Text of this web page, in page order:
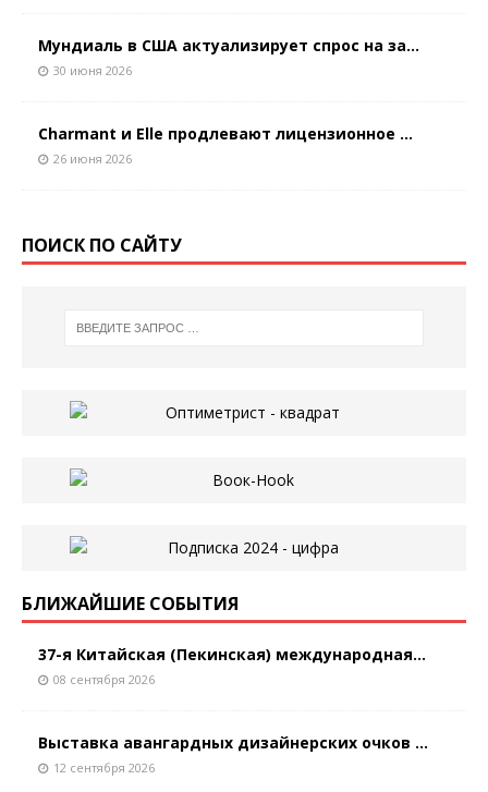
Мундиаль в США актуализирует спрос на за...
30 июня 2026
Charmant и Elle продлевают лицензионное ...
26 июня 2026
ПОИСК ПО САЙТУ
БЛИЖАЙШИЕ СОБЫТИЯ
37-я Китайская (Пекинская) международная...
08 сентября 2026
Выставка авангардных дизайнерских очков ...
12 сентября 2026